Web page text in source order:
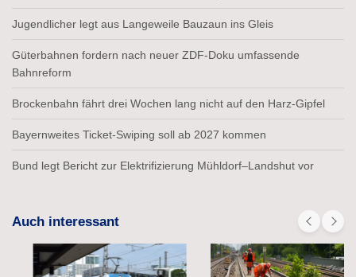
Jugendlicher legt aus Langeweile Bauzaun ins Gleis
Güterbahnen fordern nach neuer ZDF-Doku umfassende
Bahnreform
Brockenbahn fährt drei Wochen lang nicht auf den Harz-Gipfel
Bayernweites Ticket-Swiping soll ab 2027 kommen
Bund legt Bericht zur Elektrifizierung Mühldorf–Landshut vor
Auch interessant